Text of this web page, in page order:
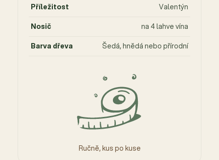
Ručně, kus po kuse
Příležitost
Valentýn
Nosič
na 4 lahve vína
Barva dřeva
Šedá, hnědá nebo přírodní